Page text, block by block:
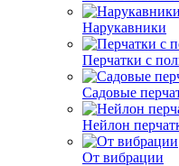
Нарукавники
Перчатки с
Садовые
Нейлон
От вибрации